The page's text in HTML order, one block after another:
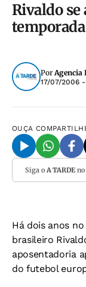
Rivaldo
temporada
PorAgencia
17/07/2006
OUÇA
Siga o A TARDEno
Há dois anos
brasileiro
aposentadoria
do futebol